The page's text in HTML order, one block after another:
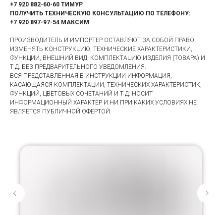
+7 920 882-60-60 ТИМУР
ПОЛУЧИТЬ ТЕХНИЧЕСКУЮ КОНСУЛЬТАЦИЮ ПО ТЕЛЕФОНУ:
+7 920 897-97-54 МАКСИМ
ПРОИЗВОДИТЕЛЬ И ИМПОРТЕР ОСТАВЛЯЮТ ЗА СОБОЙ ПРАВО
ИЗМЕНЯТЬ КОНСТРУКЦИЮ, ТЕХНИЧЕСКИЕ ХАРАКТЕРИСТИКИ,
ФУНКЦИИ, ВНЕШНИЙ ВИД, КОМПЛЕКТАЦИЮ ИЗДЕЛИЯ (ТОВАРА) И
Т.Д. БЕЗ ПРЕДВАРИТЕЛЬНОГО УВЕДОМЛЕНИЯ.
ВСЯ ПРЕДСТАВЛЕННАЯ В ИНСТРУКЦИИ ИНФОРМАЦИЯ,
КАСАЮЩАЯСЯ КОМПЛЕКТАЦИИ, ТЕХНИЧЕСКИХ ХАРАКТЕРИСТИК,
ФУНКЦИЙ, ЦВЕТОВЫХ СОЧЕТАНИЙ И Т.Д. НОСИТ
ИНФОРМАЦИОННЫЙ ХАРАКТЕР И НИ ПРИ КАКИХ УСЛОВИЯХ НЕ
ЯВЛЯЕТСЯ ПУБЛИЧНОЙ ОФЕРТОЙ.